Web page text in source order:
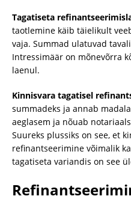
Tagatiseta
taotlemine käib täielikult
vaja. Summad ulatuvad
Intressimäär on mõnevõrra
laenul.
Kinnisvara tagatisel
summadeks ja annab
aeglasem ja nõuab
Suureks plussiks on see, et
refinantseerimine võimalik
tagatiseta variandis on see